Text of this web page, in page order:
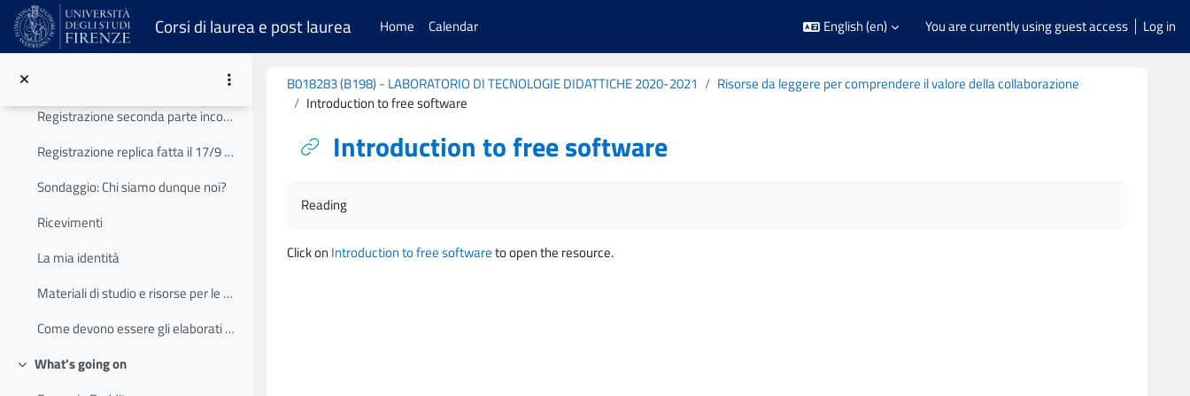
Skip to main content
Corsi di laurea e post laurea Home Calendar English ‎(en)‎ You are currently using guest access Log in
Programma primo incontro di lunedì 14 settembre e replica prima parte di giovedì 17
Registrazione seconda parte incontro 14 settembre
Registrazione replica fatta il 17/9 della prima parte dell'incontro del 14/9
Sondaggio: Chi siamo dunque noi?
Ricevimenti
La mia identità
Materiali di studio e risorse per le attività - alternative a LibreLogo, manuali ecc.
Come devono essere gli elaborati per il Laboratorio di Tecnologie Didattiche di Scienze della Formazione Primaria
Collapse
What's going on
B018283 (B198) - LABORATORIO DI TECNOLOGIE DIDATTICHE 2020-2021
Risorse da leggere per comprendere il valore della collaborazione
Introduction to free software
Introduction to free software
Reading
Click on Introduction to free softwareto open the resource.